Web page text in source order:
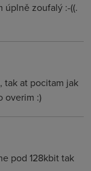
úplně zoufalý :-((.
tak at pocitam jak
overim :)
pod 128kbit tak